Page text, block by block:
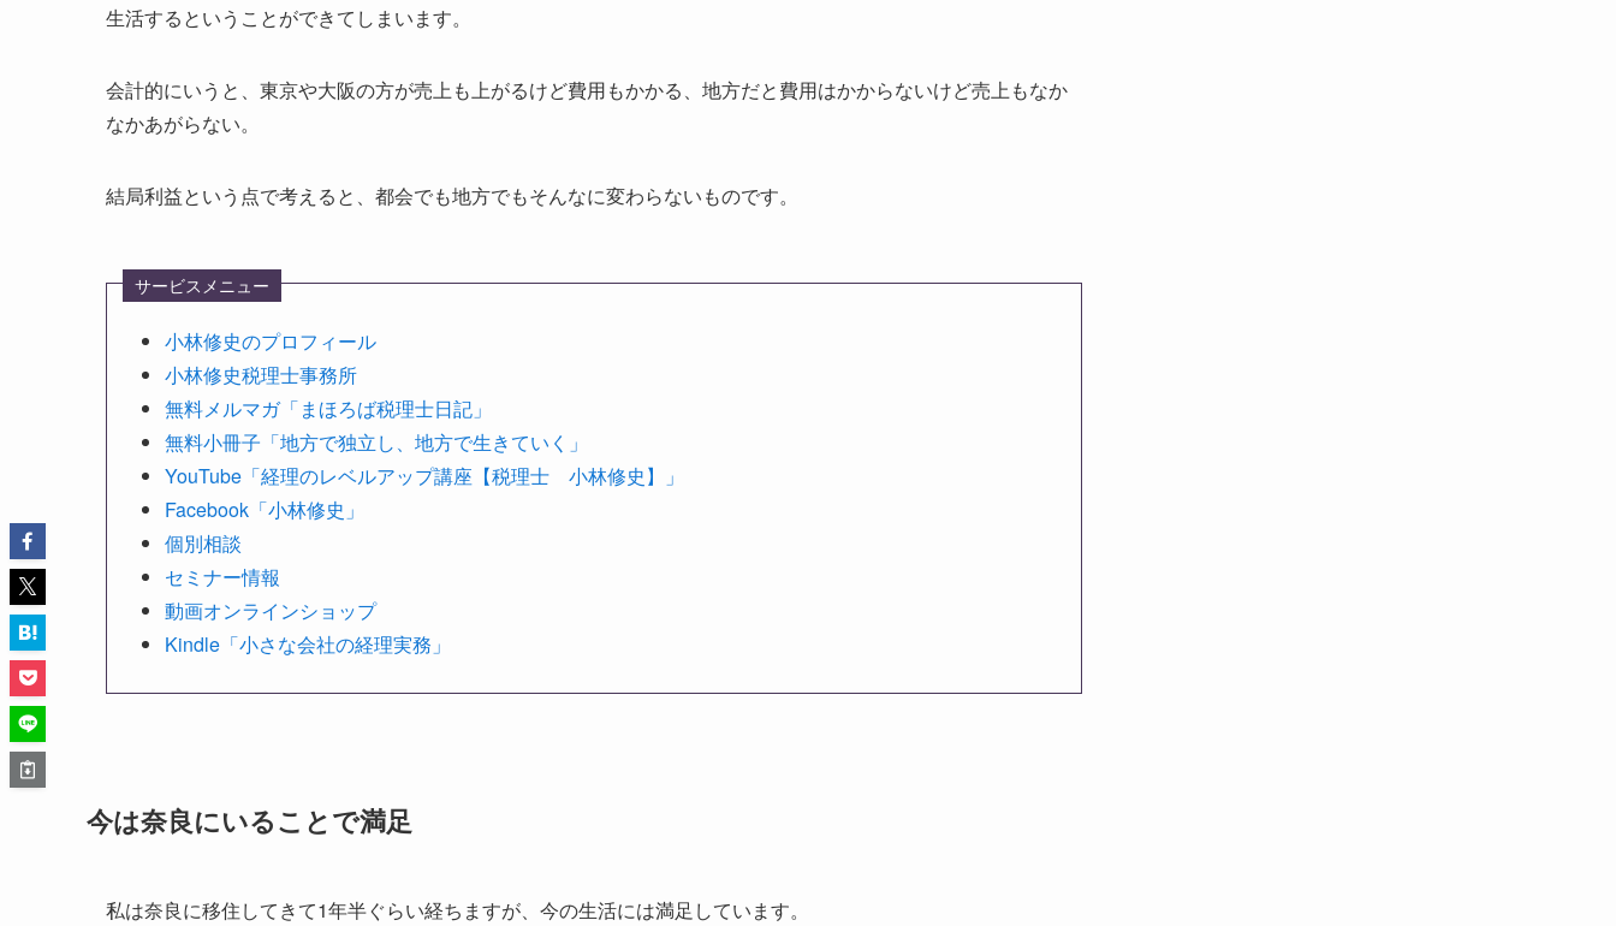
生活するということができてしまいます。
会計的にいうと、東京や大阪の方が売上も上がるけど費用もかかる、地方だと費用はかからないけど売上もなか
なかあがらない。
結局利益という点で考えると、都会でも地方でもそんなに変わらないものです。
サービスメニュー
小林修史のプロフィール
小林修史税理士事務所
無料メルマガ「まほろば税理士日記」
無料小冊子「地方で独立し、地方で生きていく」
YouTube「経理のレベルアップ講座【税理士 小林修史】」
Facebook「小林修史」
個別相談
セミナー情報
動画オンラインショップ
Kindle「小さな会社の経理実務」
今は奈良にいることで満足
私は奈良に移住してきて1年半ぐらい経ちますが、今の生活には満足しています。